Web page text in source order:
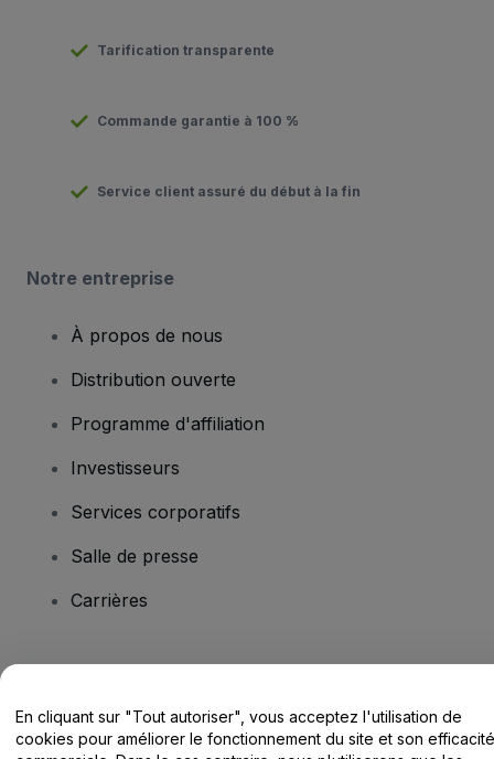
Tarification transparente
Commande garantie à 100 %
Service client assuré du début à la fin
Notre entreprise
À propos de nous
Distribution ouverte
Programme d'affiliation
Investisseurs
Services corporatifs
Salle de presse
Carrières
Centre d'assistance / Nous contacter
En cliquant sur "Tout autoriser", vous acceptez l'utilisation de
cookies pour améliorer le fonctionnement du site et son efficacité